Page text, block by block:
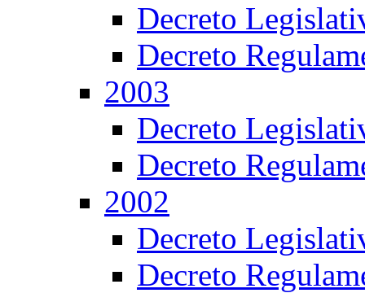
Decreto
Decreto
2003
Decreto
Decreto
2002
Decreto
Decreto